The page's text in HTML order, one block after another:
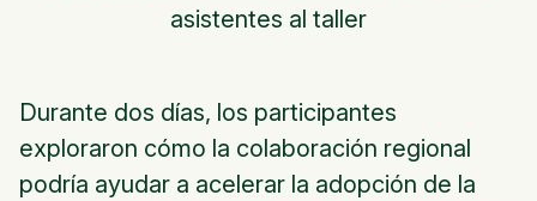
asistentes al taller
Durante dos días, los participantes
exploraron cómo la colaboración regional
podría ayudar a acelerar la adopción de la